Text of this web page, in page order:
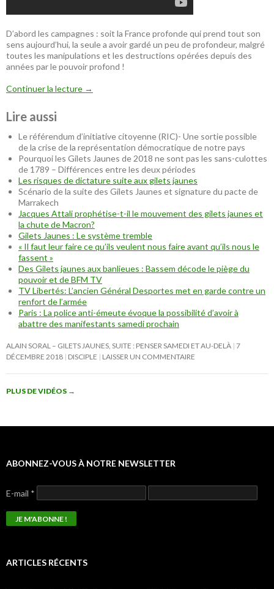
D’abord les campagnes : soit la France profonde qui prend tout son
sens aujourd’hui, la seule a avoir gardé un peu de profondeur, malgré
toutes les manipulations et les destructions opérées depuis des
années par le pouvoir profond !
Continuer la lecture →
Lire aussi
Le référendum d’initiative citoyenne (RIC)- Une sortie possible
de la crise de la représentation démocratique de notre pays
Pourquoi les Gilets Jaunes de 2018 ne sont pas les sans-culottes
de 1789 – Différences entre les deux périodes
Les risques de dictature suite aux gilets jaunes
Scénario de la suite des Gilets Jaunes et signature du pacte de
Marrakech
Jacques Attali prophétise-t-il le mouvement des gilets jaunes et
la chute de Macron?
Gilets Jaunes : Le système tremble
« Il faut leur faire ce qu’ils veulent nous faire avant qu’ils nous le
fassent »
Des Gilets jaunes aux banlieues : Bassem décode le piège du
pouvoir et de BFM TV
TV Libertés: L’ancien Général Desportes met en garde contre un
renfort de l’armée
Paris : La police anti-émeute évoque la possibilité d’avoir à
abattre des manifestants samedi prochain
ALAIN SORAL – GILETS JAUNES, SUITE : PENSER SAMEDI ET AU-DELÀ 7
DÉCEMBRE 2018 DISCIPLE LAISSER UN COMMENTAIRE
PLUS DE VIDÉOS →
ABONNEZ-VOUS À NOTRE NEWSLETTER
E-mail *
ARTICLES RÉCENTS